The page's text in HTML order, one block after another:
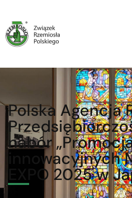
Polska Agencja
nabór
innowacyjnych
EXPO 2025 w